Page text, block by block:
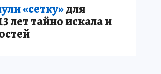
«сетку»для
лет тайно искала и